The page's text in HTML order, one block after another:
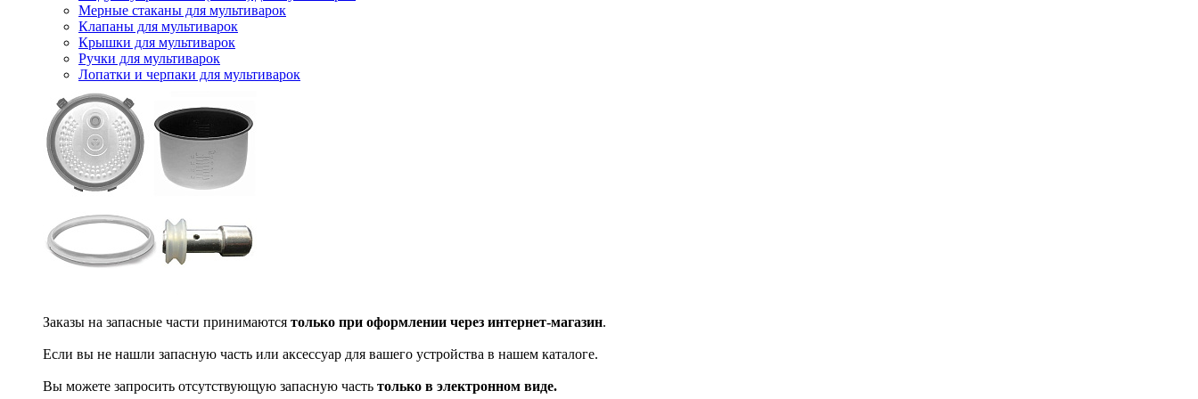
Мерные стаканы для мультиварок
Клапаны для мультиварок
Крышки для мультиварок
Ручки для мультиварок
Лопатки и черпаки для мультиварок
Заказы на запасные части принимаются только при оформлении через интернет-магазин.
Если вы не нашли запасную часть или аксессуар для вашего устройства в нашем каталоге.
Вы можете запросить отсутствующую запасную часть только в электронном виде.